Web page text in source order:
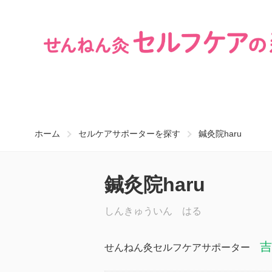
ホーム セルケアサポーターを探す 鍼灸院haru
鍼灸院haru
しんきゅういん はる
せんねん灸セルフケアサポーター